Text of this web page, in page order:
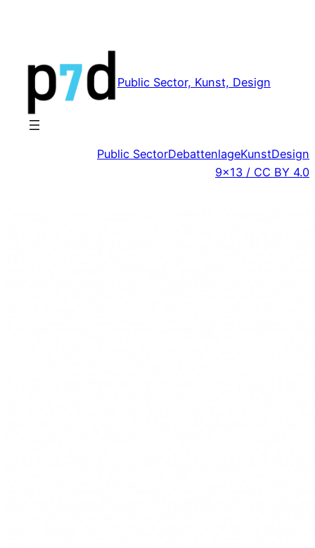
Public Sector, Kunst, Design
Public SectorDebattenlageKunstDesign
9×13 / CC BY 4.0